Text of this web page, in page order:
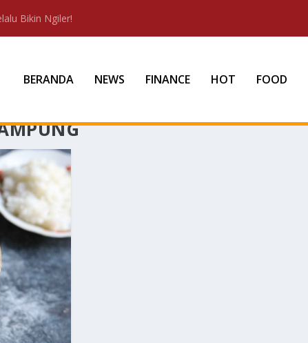
Bikin Ngiler!
BERANDA NEWS FINANCE HOT FOOD